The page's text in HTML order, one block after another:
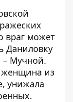
враг может
Даниловку
– Мучной.
женщина из
унижала
.